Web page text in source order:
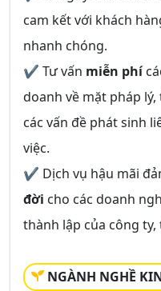
cam kết với khách
nhanh chóng.
✔ Tư vấn miễn phí
doanh về mặt pháp
các vấn đề phát sinh
việc.
✔ Dịch vụ hậu mãi
đời cho các doanh
thành lập của công
NGÀNH NGHỀ